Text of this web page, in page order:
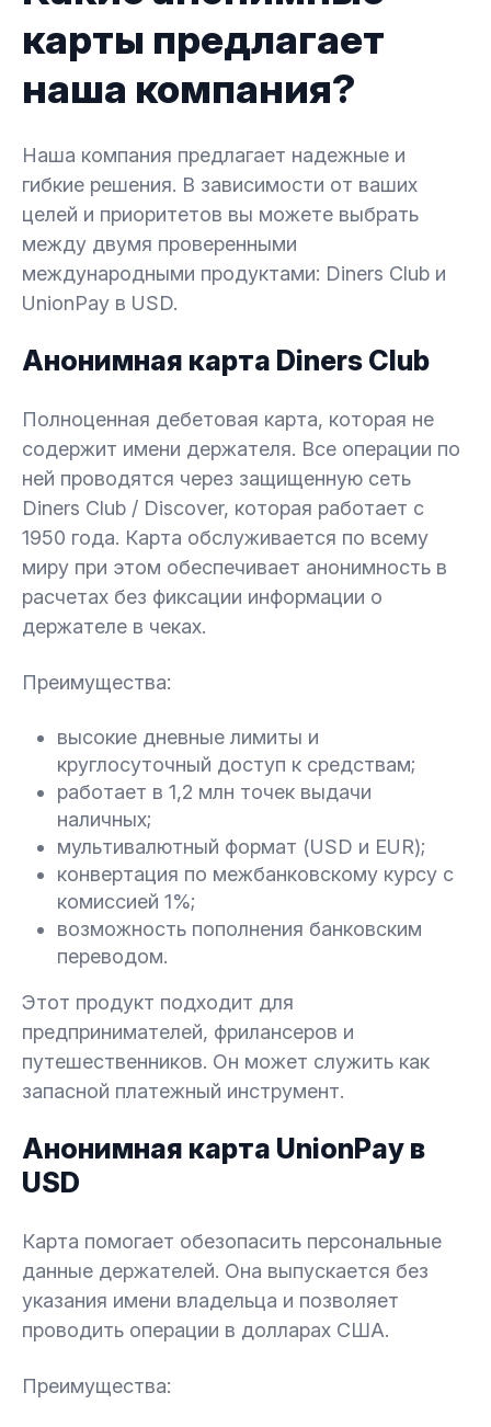
карты предлагает
наша компания?
Наша компания предлагает надежные и
гибкие решения. В зависимости от ваших
целей и приоритетов вы можете выбрать
между двумя проверенными
международными продуктами: Diners Club и
UnionPay в USD.
Анонимная карта Diners Club
Полноценная дебетовая карта, которая не
содержит имени держателя. Все операции по
ней проводятся через защищенную сеть
Diners Club / Discover, которая работает с
1950 года. Карта обслуживается по всему
миру при этом обеспечивает анонимность в
расчетах без фиксации информации о
держателе в чеках.
Преимущества:
высокие дневные лимиты и
круглосуточный доступ к средствам;
работает в 1,2 млн точек выдачи
наличных;
мультивалютный формат (USD и EUR);
конвертация по межбанковскому курсу с
комиссией 1%;
возможность пополнения банковским
переводом.
Этот продукт подходит для
предпринимателей, фрилансеров и
путешественников. Он может служить как
запасной платежный инструмент.
Анонимная карта UnionPay в
USD
Карта помогает обезопасить персональные
данные держателей. Она выпускается без
указания имени владельца и позволяет
проводить операции в долларах США.
Преимущества: